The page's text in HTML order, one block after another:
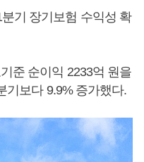
기 장기보험 수익성 확
준 순이익 2233억 원을
기보다 9.9% 증가했다.